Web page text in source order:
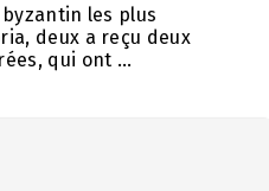
byzantin les plus
deux a reçu deux
qui ont ...